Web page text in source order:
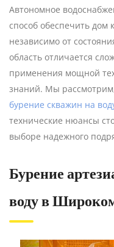
Автономное
способ обеспечить
независимо от
область отличается
применения мощной
знаний. Мы
бурение скважин на
технические нюансы
выборе надежного
Бурение
воду в